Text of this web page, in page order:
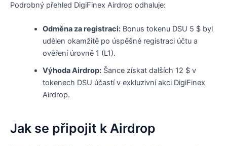
Podrobný přehled DigiFinex Airdrop odhaluje:
Odměna za registraci:Bonus tokenu DSU 5 $ byl
udělen okamžitě po úspěšné registraci účtu a
ověření úrovně 1 (L1).
Výhoda Airdrop:Šance získat dalších 12 $ v
tokenech DSU účastí v exkluzivní akci DigiFinex
Airdrop.
Jak se připojit k Airdrop